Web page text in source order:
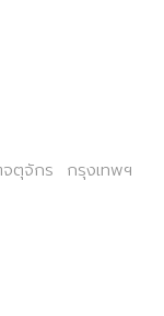
จตุจักร กรุงเทพฯ